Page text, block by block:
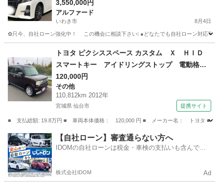
3,550,000円
アルファード
いわき市 8月4日
✿只今、自社ローン強化中！ この機会に相談下さい❕ ●どなたでも自社ロー
アルファード 車両
トヨタ ピクシススペース カスタム Ｘ ＨＩＤ
スマートキー アイドリングストップ 電動格納
ミラー ベンチシート ＣＶＴ 盗難防止システ
ム ＡＢＳ ＣＤ アルミホイール 衝突安全ボ
ディ エアコン パワーステアリング パワーウ
120,000円
その他
110,812km 2012年
宮城県 仙台市 提携サイト
■ 支払総額: 19.8万円 ■ 車両本体価格： 120,000 円 ■ メーカー名： トヨタ ■
宮城 仙台市 その他
【自社ローン】審査通らない方へ
IDOMの自社ローンは税金・車検の支払いも含んでい
株式会社IDOM Ad